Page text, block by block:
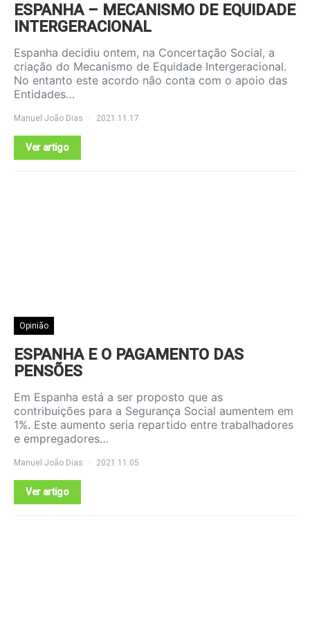
ESPANHA – MECANISMO DE EQUIDADE
INTERGERACIONAL
Espanha decidiu ontem, na Concertação Social, a
criação do Mecanismo de Equidade Intergeracional.
No entanto este acordo não conta com o apoio das
Entidades…
Manuel João Dias 2021.11.17
Ver artigo
Opinião
ESPANHA E O PAGAMENTO DAS
PENSÕES
Em Espanha está a ser proposto que as
contribuições para a Segurança Social aumentem em
1%. Este aumento seria repartido entre trabalhadores
e empregadores…
Manuel João Dias 2021.11.05
Ver artigo